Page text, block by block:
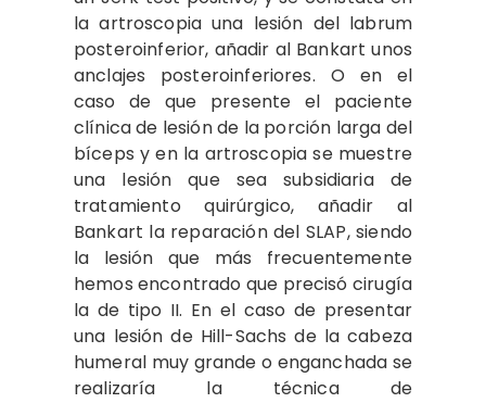
la artroscopia una lesión del labrum
posteroinferior, añadir al Bankart unos
anclajes posteroinferiores. O en el
caso de que presente el paciente
clínica de lesión de la porción larga del
bíceps y en la artroscopia se muestre
una lesión que sea subsidiaria de
tratamiento quirúrgico, añadir al
Bankart la reparación del SLAP, siendo
la lesión que más frecuentemente
hemos encontrado que precisó cirugía
la de tipo II. En el caso de presentar
una lesión de Hill-Sachs de la cabeza
humeral muy grande o enganchada se
realizaría la técnica de